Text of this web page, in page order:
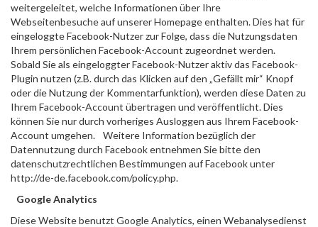
weitergeleitet, welche Informationen über Ihre
Webseitenbesuche auf unserer Homepage enthalten. Dies hat für
eingeloggte Facebook-Nutzer zur Folge, dass die Nutzungsdaten
Ihrem persönlichen Facebook-Account zugeordnet werden.
Sobald Sie als eingeloggter Facebook-Nutzer aktiv das Facebook-
Plugin nutzen (z.B. durch das Klicken auf den „Gefällt mir“ Knopf
oder die Nutzung der Kommentarfunktion), werden diese Daten zu
Ihrem Facebook-Account übertragen und veröffentlicht. Dies
können Sie nur durch vorheriges Ausloggen aus Ihrem Facebook-
Account umgehen. Weitere Information bezüglich der
Datennutzung durch Facebook entnehmen Sie bitte den
datenschutzrechtlichen Bestimmungen auf Facebook unter
http://de-de.facebook.com/policy.php.
Google Analytics
Diese Website benutzt Google Analytics, einen Webanalysedienst